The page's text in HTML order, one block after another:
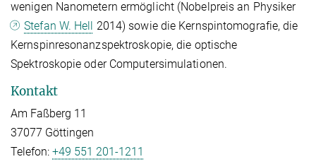
wenigen Nanometern ermöglicht (Nobelpreis an Physiker
Stefan W. Hell 2014) sowie die Kernspintomografie, die
Kernspinresonanzspektroskopie, die optische
Spektroskopie oder Computersimulationen.
Kontakt
Am Faßberg 11
37077 Göttingen
Telefon: +49 551 201-1211